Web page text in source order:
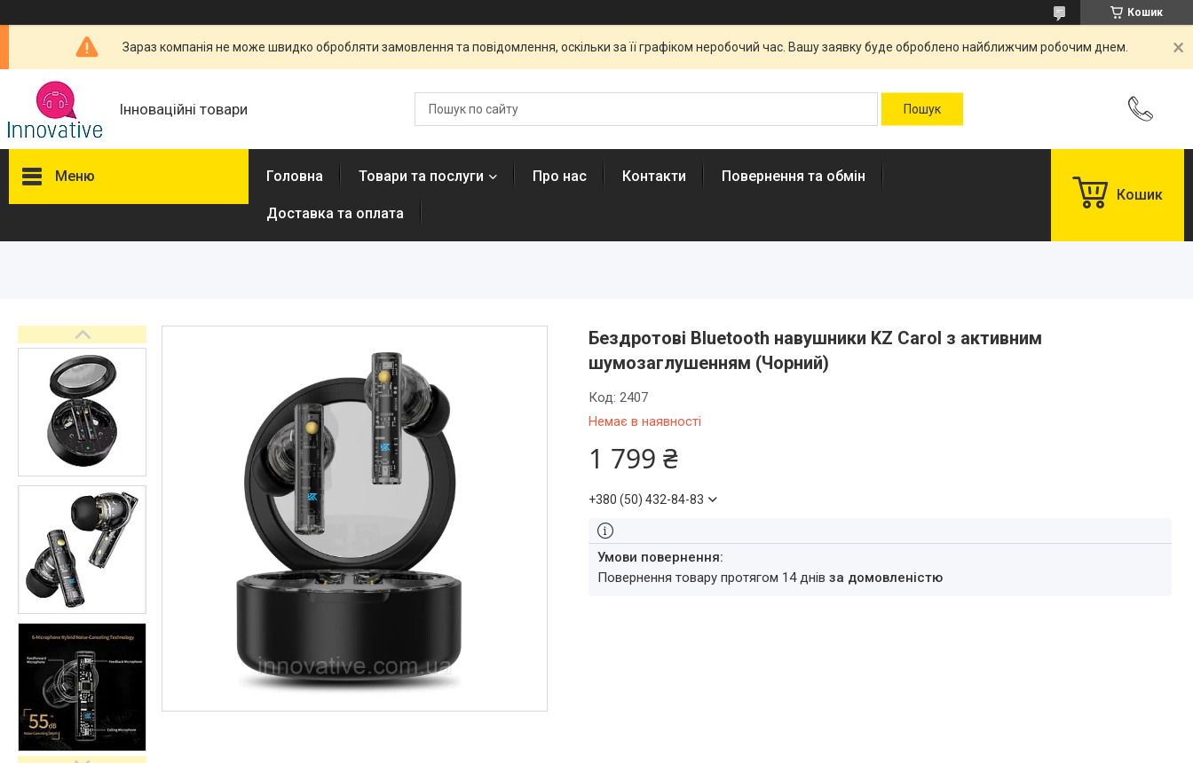
Кошик
Зараз компанія не може швидко обробляти замовлення та повідомлення, оскільки за її графіком неробочий час. Вашу заявку буде оброблено найближчим робочим днем.
Інноваційні товари
Меню
Доставка та оплата
Повернення та обмін
Головна Товари та послуги Про нас Контакти Повернення та обмін
Доставка та оплата
Кошик
Бездротові Bluetooth навушники KZ Carol з активним
шумозаглушенням (Чорний)
Немає в наявності
Код: 2407
1 799 ₴
+380 (50) 432-84-83
повернення товару протягом 14 днів за домовленістю